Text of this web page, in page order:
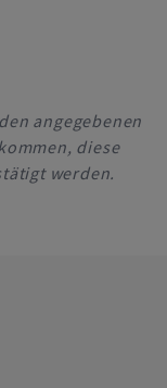
angegebenen
diese
werden.